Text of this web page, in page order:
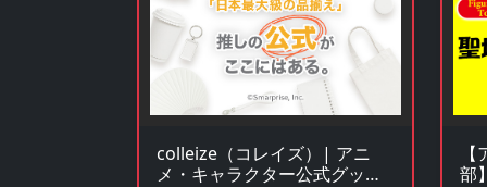
colleize（コレイズ）| アニ
メ・キャラクター公式グッ
部